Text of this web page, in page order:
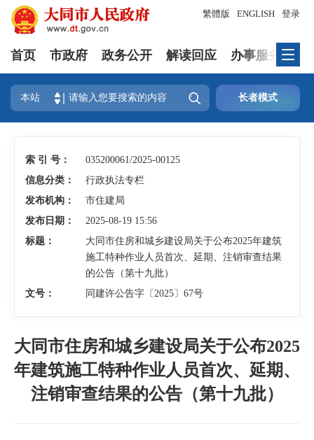
登录
繁體版 ENGLISH
首页 市政府 政务公开 解读回应 办事服务
本站  长者模式
索 引 号：
035200061/2025-00125
信息分类：
行政执法专栏
发布机构：
市住建局
发布日期：
2025-08-19 15:56
标题：
大同市住房和城乡建设局关于公布2025年建筑
施工特种作业人员首次、延期、注销审查结果
的公告（第十九批）
文号：
同建许公告字〔2025〕67号
大同市住房和城乡建设局关于公布2025
年建筑施工特种作业人员首次、延期、
注销审查结果的公告（第十九批）